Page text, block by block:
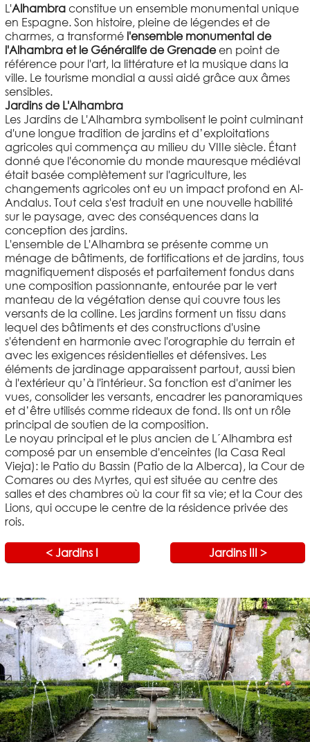
L'Alhambra constitue un ensemble monumental unique
en Espagne. Son histoire, pleine de légendes et de
charmes, a transformé l'ensemble monumental de
l'Alhambra et le Généralife de Grenadeen point de
référence pour l'art, la littérature et la musique dans la
ville. Le tourisme mondial a aussi aidé grâce aux âmes
sensibles.
Jardins de L'Alhambra
Les Jardins de L'Alhambra symbolisent le point culminant
d'une longue tradition de jardins et d’exploitations
agricoles qui commença au milieu du VIIIe siècle. Étant
donné que l'économie du monde mauresque médiéval
était basée complètement sur l'agriculture, les
changements agricoles ont eu un impact profond en Al-
Andalus. Tout cela s'est traduit en une nouvelle habilité
sur le paysage, avec des conséquences dans la
conception des jardins.
L'ensemble de L'Alhambra se présente comme un
ménage de bâtiments, de fortifications et de jardins, tous
magnifiquement disposés et parfaitement fondus dans
une composition passionnante, entourée par le vert
manteau de la végétation dense qui couvre tous les
versants de la colline. Les jardins forment un tissu dans
lequel des bâtiments et des constructions d'usine
s'étendent en harmonie avec l'orographie du terrain et
avec les exigences résidentielles et défensives. Les
éléments de jardinage apparaissent partout, aussi bien
à l'extérieur qu’à l'intérieur. Sa fonction est d'animer les
vues, consolider les versants, encadrer les panoramiques
et d’être utilisés comme rideaux de fond. Ils ont un rôle
principal de soutien de la composition.
Le noyau principal et le plus ancien de L´Alhambra est
composé par un ensemble d'enceintes (la Casa Real
Vieja): le Patio du Bassin (Patio de la Alberca), la Cour de
Comares ou des Myrtes, qui est située au centre des
salles et des chambres où la cour fit sa vie; et la Cour des
Lions, qui occupe le centre de la résidence privée des
rois.
< Jardins I Jardins III >